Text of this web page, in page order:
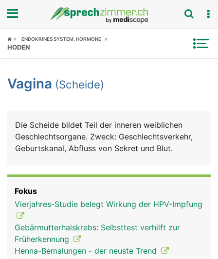
Fokus
Symptome
News
Rubriken
ENDOKRINES SYSTEM, HORMONE
HODEN
Vagina (Scheide)
Die Scheide bildet Teil der inneren weiblichen
Geschlechtsorgane. Zweck: Geschlechtsverkehr,
Geburtskanal, Abfluss von Sekret und Blut.
Fokus
Vierjahres-Studie belegt Wirkung der HPV-Impfung
Gebärmutterhalskrebs: Selbsttest verhilft zur
Früherkennung
Henna-Bemalungen - der neuste Trend